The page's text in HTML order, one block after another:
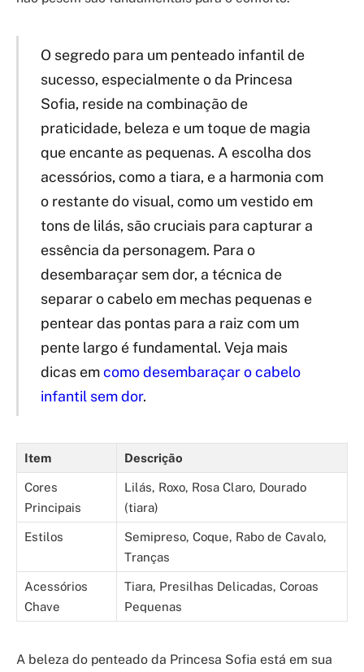
O segredo para um penteado infantil de
sucesso, especialmente o da Princesa
Sofia, reside na combinação de
praticidade, beleza e um toque de magia
que encante as pequenas. A escolha dos
acessórios, como a tiara, e a harmonia com
o restante do visual, como um vestido em
tons de lilás, são cruciais para capturar a
essência da personagem. Para o
desembaraçar sem dor, a técnica de
separar o cabelo em mechas pequenas e
pentear das pontas para a raiz com um
pente largo é fundamental. Veja mais
dicas emcomo desembaraçar o cabelo
infantil sem dor.
Item Descrição
Cores
Principais
Lilás, Roxo, Rosa Claro, Dourado
(tiara)
Estilos
Semipreso, Coque, Rabo de Cavalo,
Tranças
Acessórios
Chave
Tiara, Presilhas Delicadas, Coroas
Pequenas
A beleza do penteado da Princesa Sofia está em sua